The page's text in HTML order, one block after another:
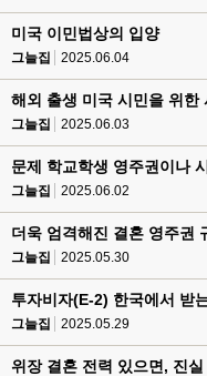
미국 이민법상의 입양
그늘집 2025.06.04
해외 출생 미국 시민을 위한
그늘집 2025.06.03
문제 학교학생 영주권이나
그늘집 2025.06.02
더욱 엄격해진 결혼 영주권
그늘집 2025.05.30
투자비자(E-2) 한국에서 받
그늘집 2025.05.29
위장 결혼 전력 있으면, 진